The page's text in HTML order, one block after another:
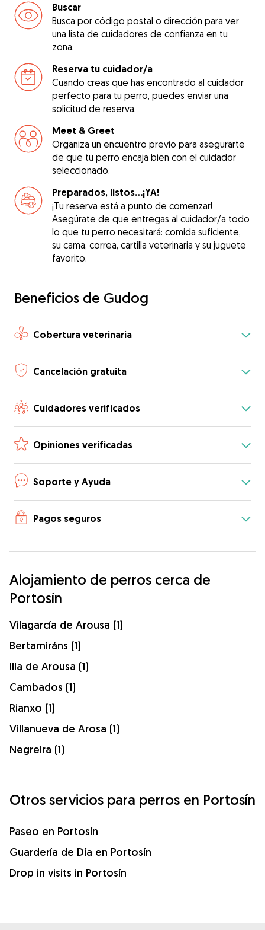
Buscar
Busca por código postal o dirección para ver
una lista de cuidadores de confianza en tu
zona.
Reserva tu cuidador/a
Cuando creas que has encontrado al cuidador
perfecto para tu perro, puedes enviar una
solicitud de reserva.
Meet & Greet
Organiza un encuentro previo para asegurarte
de que tu perro encaja bien con el cuidador
seleccionado.
Preparados, listos...¡YA!
¡Tu reserva está a punto de comenzar!
Asegúrate de que entregas al cuidador/a todo
lo que tu perro necesitará: comida suficiente,
su cama, correa, cartilla veterinaria y su juguete
favorito.
Beneficios de Gudog
Cobertura veterinaria
Cancelación gratuita
Cuidadores verificados
Opiniones verificadas
Soporte y Ayuda
Pagos seguros
Alojamiento de perros cerca de
Portosín
Vilagarcía de Arousa (1)
Bertamiráns (1)
Illa de Arousa (1)
Cambados (1)
Rianxo (1)
Villanueva de Arosa (1)
Negreira (1)
Otros servicios para perros en Portosín
Paseo en Portosín
Guardería de Día en Portosín
Drop in visits in Portosín